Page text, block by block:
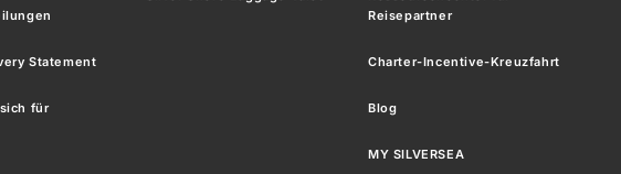
Statement
für
Reisepartner
Charter-Incentive-Kreuzfahrt
Blog
MY SILVERSEA